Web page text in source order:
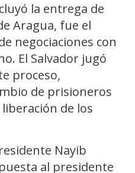
la entrega de
Aragua, fue el
negociaciones con
El Salvador jugó
proceso,
de prisioneros
de los
Nayib
al presidente